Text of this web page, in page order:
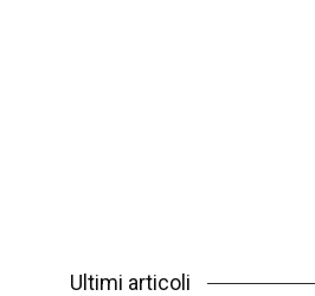
Ultimi articoli